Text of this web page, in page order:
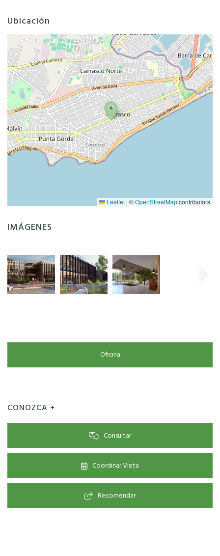
Ubicación
Leaflet | ©OpenStreetMapcontributors
IMÁGENES
Oficina
CONOZCA +
Consultar
Coordinar Visita
Recomendar